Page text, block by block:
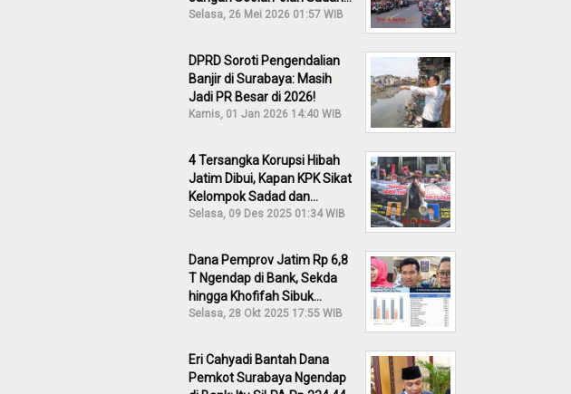
Menang!
Selasa, 26 Mei 2026 01:57 WIB
DPRD Soroti Pengendalian
Banjir di Surabaya: Masih
Jadi PR Besar di 2026!
Kamis, 01 Jan 2026 14:40 WIB
4 Tersangka Korupsi Hibah
Jatim Dibui, Kapan KPK Sikat
Kelompok Sadad dan
Iskandar?
Selasa, 09 Des 2025 01:34 WIB
Dana Pemprov Jatim Rp 6,8
T Ngendap di Bank, Sekda
hingga Khofifah Sibuk
Membantah!
Selasa, 28 Okt 2025 17:55 WIB
Eri Cahyadi Bantah Dana
Pemkot Surabaya Ngendap